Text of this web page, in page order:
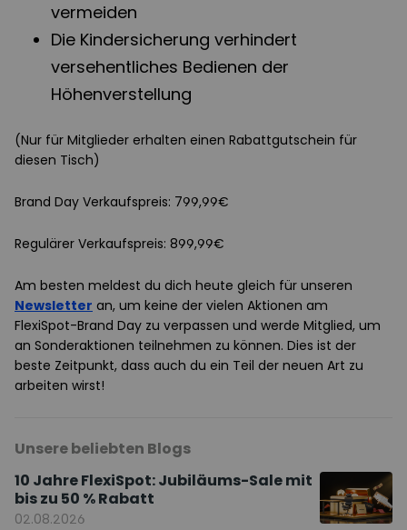
vermeiden
Die Kindersicherung verhindert
versehentliches Bedienen der
Höhenverstellung
(Nur für Mitglieder erhalten einen Rabattgutschein für
diesen Tisch)
Brand Day Verkaufspreis: 799,99€
Regulärer Verkaufspreis: 899,99€
Am besten meldest du dich heute gleich für unseren
Newsletter an, um keine der vielen Aktionen am
FlexiSpot-Brand Day zu verpassen und werde Mitglied, um
an Sonderaktionen teilnehmen zu können. Dies ist der
beste Zeitpunkt, dass auch du ein Teil der neuen Art zu
arbeiten wirst!
Unsere beliebten Blogs
10 Jahre FlexiSpot: Jubiläums-Sale mit
bis zu 50 % Rabatt
02.08.2026